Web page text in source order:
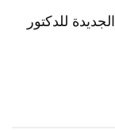
للدكتور